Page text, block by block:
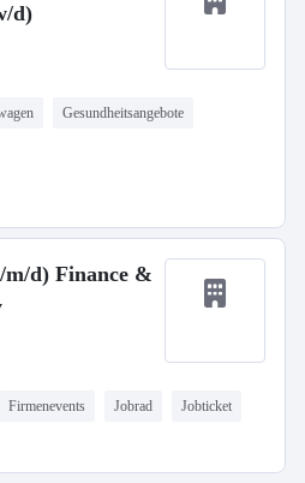
d)
Gesundheitsangebote
d) Finance &
Firmenevents Jobrad Jobticket